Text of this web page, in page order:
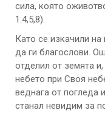
сила, която
1:4,5,8).
Като се изкачили на
да ги благослови.
отделил от земята
небето при Своя
веднага от погледа
станал невидим за